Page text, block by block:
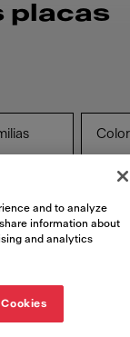
placas
and to analyze
information about
and analytics